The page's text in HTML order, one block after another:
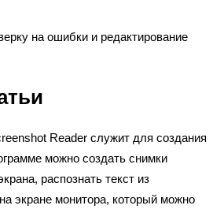
на ошибки и редактирование
Reader служит для создания
можно создать снимки
распознать текст из
экране монитора, который можно